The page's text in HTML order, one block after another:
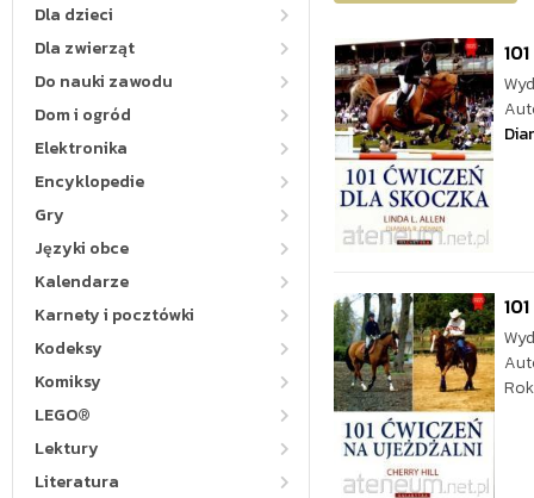
Dla dzieci
Dla zwierząt
Do nauki zawodu
Dom i ogród
Elektronika
Encyklopedie
Gry
Języki obce
Kalendarze
Karnety i pocztówki
Kodeksy
Komiksy
LEGO®
Lektury
Literatura